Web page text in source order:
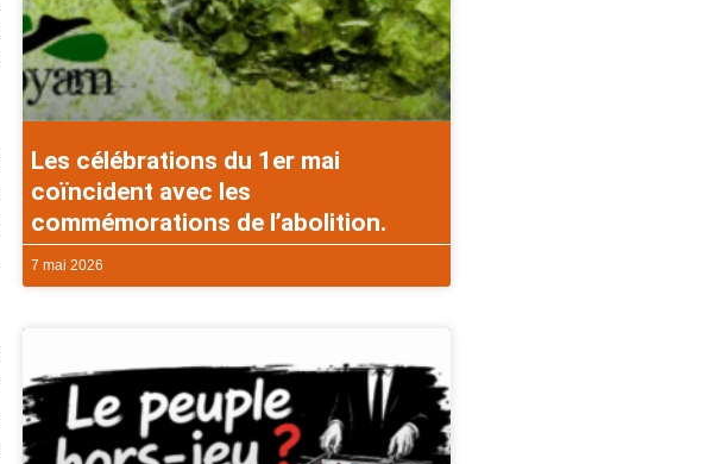
Les célébrations du 1er mai
coïncident avec les
commémorations de l’abolition.
7 mai 2026